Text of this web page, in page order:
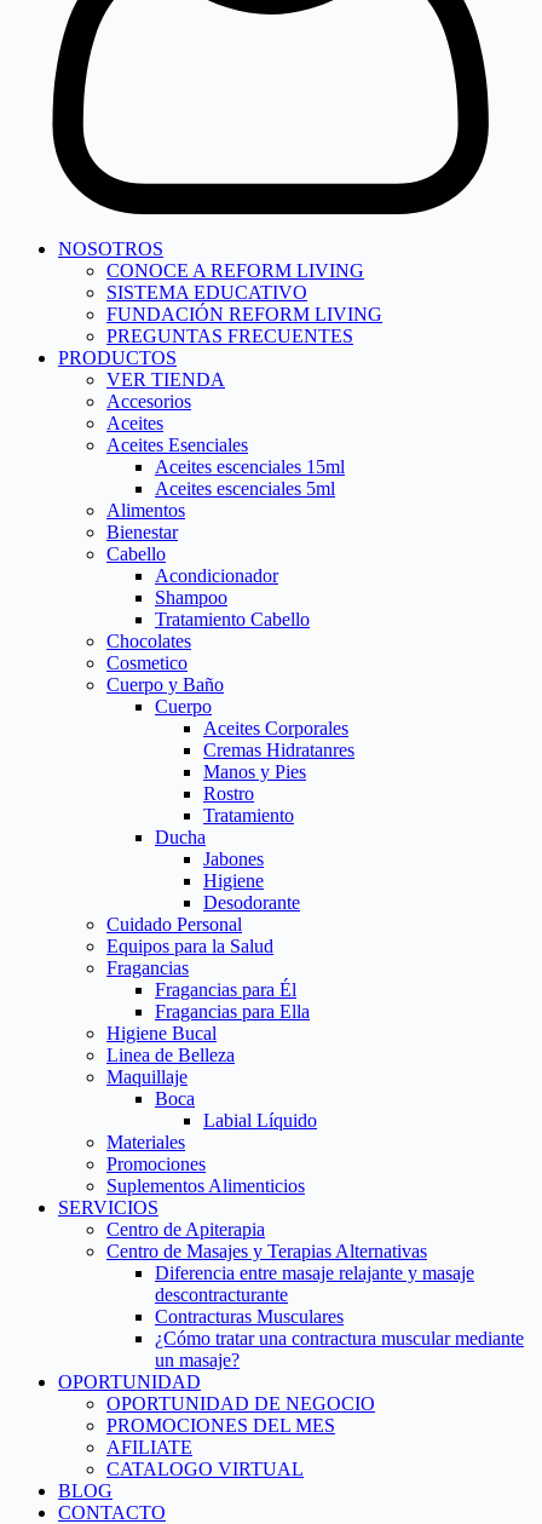
NOSOTROS
CONOCE A REFORM LIVING
SISTEMA EDUCATIVO
FUNDACIÓN REFORM LIVING
PREGUNTAS FRECUENTES
PRODUCTOS
VER TIENDA
Accesorios
Aceites
Aceites Esenciales
Aceites escenciales 15ml
Aceites escenciales 5ml
Alimentos
Bienestar
Cabello
Acondicionador
Shampoo
Tratamiento Cabello
Chocolates
Cosmetico
Cuerpo y Baño
Cuerpo
Aceites Corporales
Cremas Hidratanres
Manos y Pies
Rostro
Tratamiento
Ducha
Jabones
Higiene
Desodorante
Cuidado Personal
Equipos para la Salud
Fragancias
Fragancias para Él
Fragancias para Ella
Higiene Bucal
Linea de Belleza
Maquillaje
Boca
Labial Líquido
Materiales
Promociones
Suplementos Alimenticios
SERVICIOS
Centro de Apiterapia
Centro de Masajes y Terapias Alternativas
Diferencia entre masaje relajante y masaje
descontracturante
Contracturas Musculares
¿Cómo tratar una contractura muscular mediante
un masaje?
OPORTUNIDAD
OPORTUNIDAD DE NEGOCIO
PROMOCIONES DEL MES
AFILIATE
CATALOGO VIRTUAL
BLOG
CONTACTO